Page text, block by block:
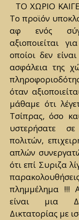
ΤΟ ΧΩΡΙΟ ΚΑΙΓΕΤΑΙ ΚΑΙ Η ΟΜΟΡΦΗ ΧΤΕΝΙΖΕΤΑΙ
Το προϊόν
αφ ενός
αξιοποιείται
οποίοι δεν
ασφάλεια της
όταν
μάθαμε ότι
Τσίπρας, όσο
υστερήσατε
πολιτών,
απλών
ότι επί Συριζα
πλημμέλημα !!!
είναι μια
Δικτατορίας με